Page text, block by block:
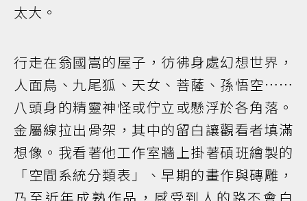
太大。
行走在翁國嵩的屋子，彷彿身處幻想世界，
人面鳥、九尾狐、天女、菩薩、孫悟空……
八頭身的精靈神怪或佇立或懸浮於各角落。
金屬線拉出骨架，其中的留白讓觀看者填滿
想像。我看著他工作室牆上掛著碩班繪製的
「空間系統分類表」、早期的畫作與磚雕，